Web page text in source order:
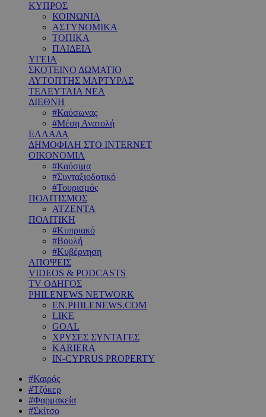
ΚΥΠΡΟΣ
ΚΟΙΝΩΝΙΑ
ΑΣΤΥΝΟΜΙΚΑ
ΤΟΠΙΚΑ
ΠΑΙΔΕΙΑ
ΥΓΕΙΑ
ΣΚΟΤΕΙΝΟ ΔΩΜΑΤΙΟ
ΑΥΤΟΠΤΗΣ ΜΑΡΤΥΡΑΣ
ΤΕΛΕΥΤΑΙΑ ΝΕΑ
ΔΙΕΘΝΗ
#Καύσωνας
#Μέση Ανατολή
ΕΛΛΑΔΑ
ΔΗΜΟΦΙΛΗ ΣΤΟ INTERNET
ΟΙΚΟΝΟΜΙΑ
#Καύσιμα
#Συνταξιοδοτικό
#Τουρισμός
ΠΟΛΙΤΙΣΜΟΣ
ΑΤΖΕΝΤΑ
ΠΟΛΙΤΙΚΗ
#Κυπριακό
#Βουλή
#Κυβέρνηση
ΑΠΟΨΕΙΣ
VIDEOS & PODCASTS
TV ΟΔΗΓΟΣ
PHILENEWS NETWORK
EN.PHILENEWS.COM
LIKE
GOAL
ΧΡΥΣΕΣ ΣΥΝΤΑΓΕΣ
KARIERA
IN-CYPRUS PROPERTY
#Καιρός
#Τζόκερ
#Φαρμακεία
#Σκίτσο